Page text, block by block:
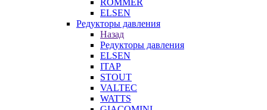
ROMMER
ELSEN
Редукторы давления
Назад
Редукторы давления
ELSEN
ITAP
STOUT
VALTEC
WATTS